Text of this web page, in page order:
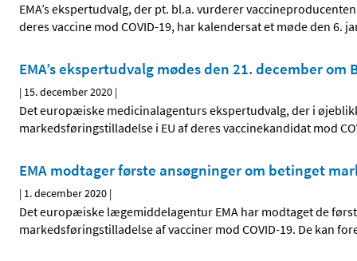
EMA’s ekspertudvalg, der pt. bl.a. vurderer
deres vaccine mod COVID-19, har kalendersat et møde den 6.
EMA’s ekspertudvalg mødes den 21. december om
| 15. december 2020 |
Det europæiske medicinalagenturs ekspertudvalg, der i
markedsføringstilladelse i EU af deres vaccinekandidat mod
EMA modtager første ansøgninger om betinget
| 1. december 2020 |
Det europæiske lægemiddelagentur EMA har modtaget de
markedsføringstilladelse af vacciner mod COVID-19. De kan